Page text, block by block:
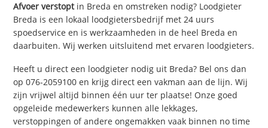
Afvoer verstoptin Breda en omstreken nodig? Loodgieter
Breda is een lokaal loodgietersbedrijf met 24 uurs
spoedservice en is werkzaamheden in de heel Breda en
daarbuiten. Wij werken uitsluitend met ervaren loodgieters.
Heeft u direct een loodgieter nodig uit Breda? Bel ons dan
op 076-2059100 en krijg direct een vakman aan de lijn. Wij
zijn vrijwel altijd binnen één uur ter plaatse! Onze goed
opgeleide medewerkers kunnen alle lekkages,
verstoppingen of andere ongemakken vaak binnen no time